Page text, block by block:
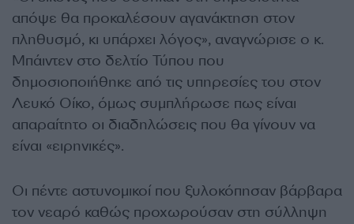
απόψε θα προκαλέσουν αγανάκτηση στον
πληθυσμό, κι υπάρχει λόγος», αναγνώρισε ο κ.
Μπάιντεν στο δελτίο Τύπου που
δημοσιοποιήθηκε από τις υπηρεσίες του στον
Λευκό Οίκο, όμως συμπλήρωσε πως είναι
απαραίτητο οι διαδηλώσεις που θα γίνουν να
είναι «ειρηνικές».
Οι πέντε αστυνομικοί που ξυλοκόπησαν βάρβαρα
τον νεαρό καθώς προχωρούσαν στη σύλληψη